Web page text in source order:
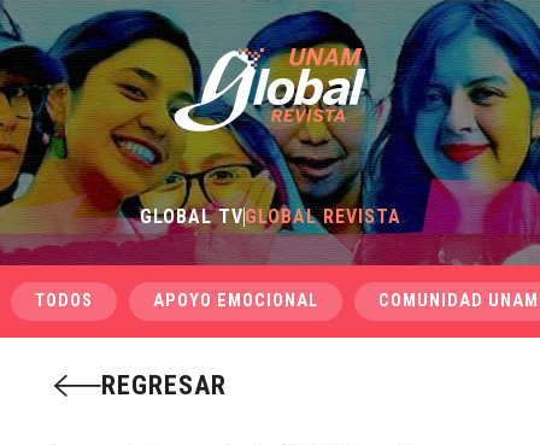
GLOBAL TVGLOBAL REVISTA
TODOS APOYO EMOCIONAL COMUNIDAD UNAM
REGRESAR